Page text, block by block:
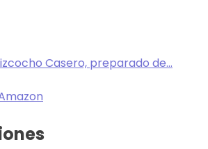
Casero, preparado de...